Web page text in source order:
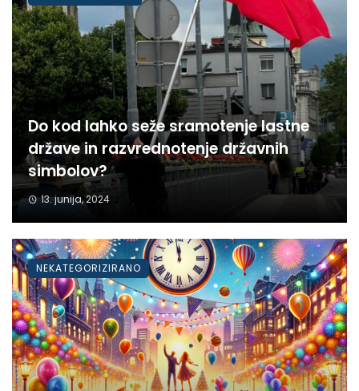
Do kod lahko seže sramotenje lastne
države in razvrednotenje državnih
simbolov?
13. junija, 2024
NEKATEGORIZIRANO